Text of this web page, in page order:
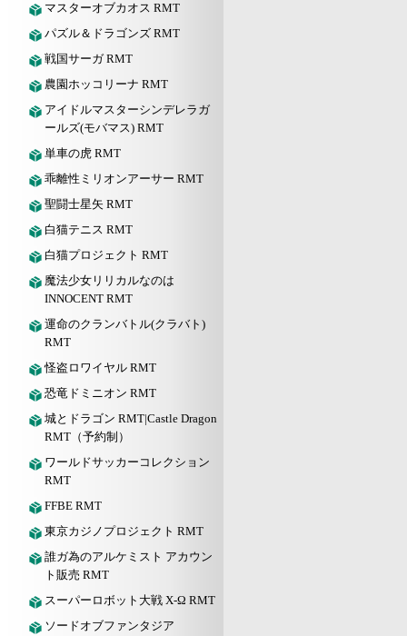
マスターオブカオス RMT
パズル＆ドラゴンズ RMT
戦国サーガ RMT
農園ホッコリーナ RMT
アイドルマスターシンデレラガ
ールズ(モバマス) RMT
単車の虎 RMT
乖離性ミリオンアーサー RMT
聖闘士星矢 RMT
白猫テニス RMT
白猫プロジェクト RMT
魔法少女リリカルなのは
INNOCENT RMT
運命のクランバトル(クラバト)
RMT
怪盗ロワイヤル RMT
恐竜ドミニオン RMT
城とドラゴン RMT|Castle Dragon
RMT（予約制）
ワールドサッカーコレクション
RMT
FFBE RMT
東京カジノプロジェクト RMT
誰ガ為のアルケミスト アカウン
ト販売 RMT
スーパーロボット大戦 X-Ω RMT
ソードオブファンタジア